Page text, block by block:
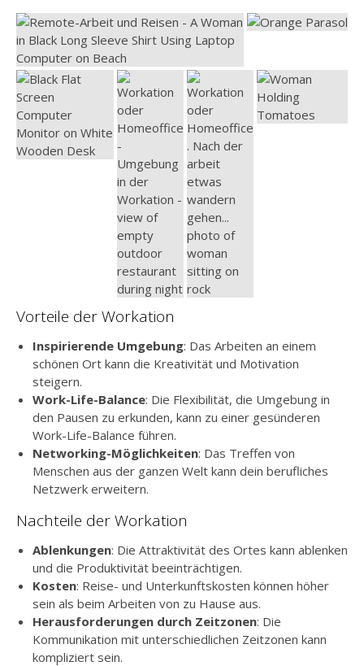
Vorteile der Workation
Inspirierende Umgebung: Das Arbeiten an einem
schönen Ort kann die Kreativität und Motivation
steigern.
Work-Life-Balance: Die Flexibilität, die Umgebung in
den Pausen zu erkunden, kann zu einer gesünderen
Work-Life-Balance führen.
Networking-Möglichkeiten: Das Treffen von
Menschen aus der ganzen Welt kann dein berufliches
Netzwerk erweitern.
Nachteile der Workation
Ablenkungen: Die Attraktivität des Ortes kann ablenken
und die Produktivität beeinträchtigen.
Kosten: Reise- und Unterkunftskosten können höher
sein als beim Arbeiten von zu Hause aus.
Herausforderungen durch Zeitzonen: Die
Kommunikation mit unterschiedlichen Zeitzonen kann
kompliziert sein.